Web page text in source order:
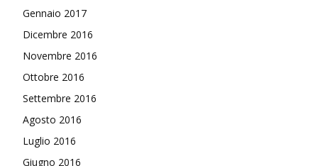
Gennaio 2017
Dicembre 2016
Novembre 2016
Ottobre 2016
Settembre 2016
Agosto 2016
Luglio 2016
Giugno 2016